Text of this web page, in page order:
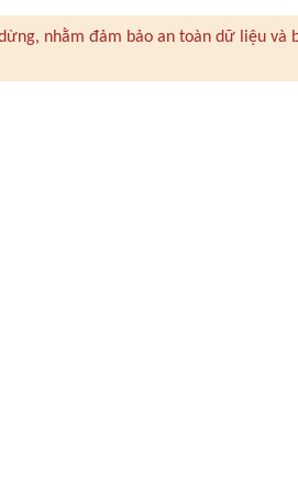
nhằm đảm bảo an toàn dữ liệu và